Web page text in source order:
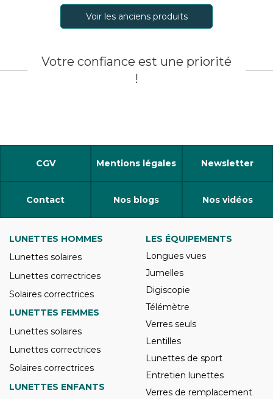
Voir les anciens produits
Votre confiance est une priorité
!
CGV Mentions légales Newsletter
Contact Nos blogs Nos vidéos
LUNETTES HOMMES
Lunettes solaires
Lunettes correctrices
Solaires correctrices
LUNETTES FEMMES
Lunettes solaires
Lunettes correctrices
Solaires correctrices
LUNETTES ENFANTS
LES ÉQUIPEMENTS
Longues vues
Jumelles
Digiscopie
Télémètre
Verres seuls
Lentilles
Lunettes de sport
Entretien lunettes
Verres de remplacement